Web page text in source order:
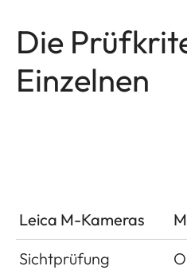
Die
Einzelnen
Leica M-Kameras
Sichtprüfung